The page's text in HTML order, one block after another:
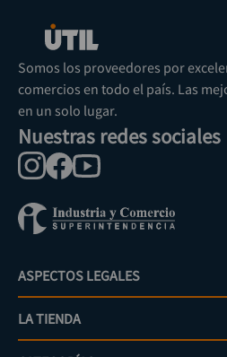
Somos los proveedores por
comercios en todo el país. Las
en un solo lugar.
Nuestras redes sociales
ASPECTOS LEGALES
Política de tratamiento de datos
LA TIENDA